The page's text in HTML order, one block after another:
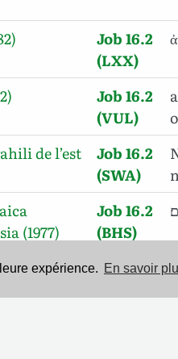
expérience. En savoir
Job 16.2
(LXX)
Job 16.2
(VUL)
de l’est
Job 16.2
(SWA)
(1977)
Job 16.2
(BHS)